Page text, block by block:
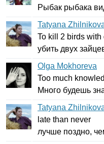
Pыбак рыбака
Tatyana
To kill 2 birds with
убить двух
Olga Mokhoreva
Too much
Много будешь
Tatyana
late than never
лучше поздно,